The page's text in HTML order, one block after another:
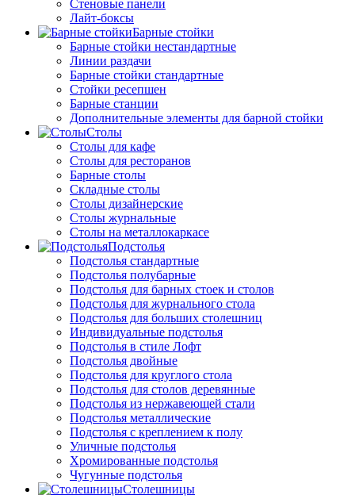
Стеновые панели
Лайт-боксы
Барные стойки
Барные стойки нестандартные
Линии раздачи
Барные стойки стандартные
Стойки ресепшен
Барные станции
Дополнительные элементы для барной стойки
Столы
Столы для кафе
Столы для ресторанов
Барные столы
Складные столы
Столы дизайнерские
Столы журнальные
Столы на металлокаркасе
Подстолья
Подстолья стандартные
Подстолья полубарные
Подстолья для барных стоек и столов
Подстолья для журнального стола
Подстолья для больших столешниц
Индивидуальные подстолья
Подстолья в стиле Лофт
Подстолья двойные
Подстолья для круглого стола
Подстолья для столов деревянные
Подстолья из нержавеющей стали
Подстолья металлические
Подстолья с креплением к полу
Уличные подстолья
Хромированные подстолья
Чугунные подстолья
Столешницы